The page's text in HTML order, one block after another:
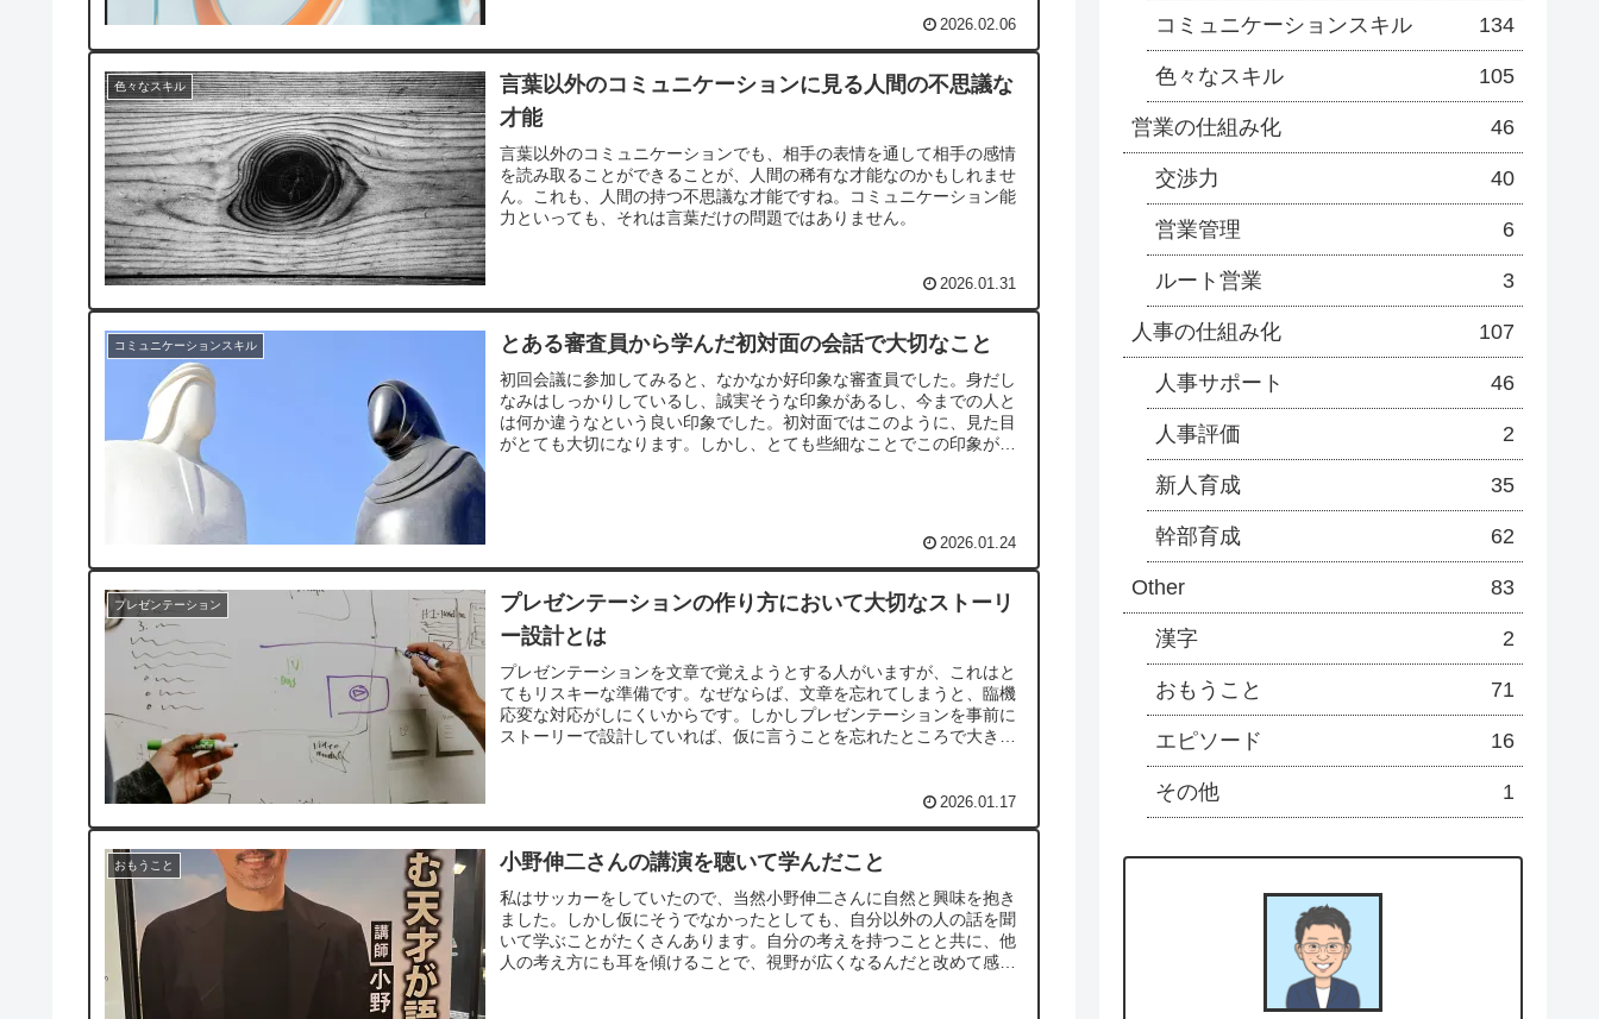
2026.02.06
色々なスキル
言葉以外のコミュニケーションに見る人間の不思議な
才能
言葉以外のコミュニケーションでも、相手の表情を通して相手の感情
を読み取ることができることが、人間の稀有な才能なのかもしれませ
ん。これも、人間の持つ不思議な才能ですね。コミュニケーション能
力といっても、それは言葉だけの問題ではありません。
2026.01.31
コミュニケーションスキル とある審査員から学んだ初対面の会話で大切なこと
初回会議に参加してみると、なかなか好印象な審査員でした。身だし
なみはしっかりしているし、誠実そうな印象があるし、今までの人と
は何か違うなという良い印象でした。初対面ではこのように、見た目
がとても大切になります。しかし、とても些細なことでこの印象が変
2026.01.24
プレゼンテーション
プレゼンテーションの作り方において大切なストーリ
ー設計とは
プレゼンテーションを文章で覚えようとする人がいますが、これはと
てもリスキーな準備です。なぜならば、文章を忘れてしまうと、臨機
応変な対応がしにくいからです。しかしプレゼンテーションを事前に
ストーリーで設計していれば、仮に言うことを忘れたところで大きな
2026.01.17
おもうこと 小野伸二さんの講演を聴いて学んだこと
私はサッカーをしていたので、当然小野伸二さんに自然と興味を抱き
ました。しかし仮にそうでなかったとしても、自分以外の人の話を聞
いて学ぶことがたくさんあります。自分の考えを持つことと共に、他
人の考え方にも耳を傾けることで、視野が広くなるんだと改めて感じ
コミュニケーションスキル 134
色々なスキル 105
営業の仕組み化 46
交渉力 40
営業管理 6
ルート営業 3
人事の仕組み化 107
人事サポート 46
人事評価 2
新人育成 35
幹部育成 62
Other 83
漢字 2
おもうこと 71
エピソード 16
その他 1